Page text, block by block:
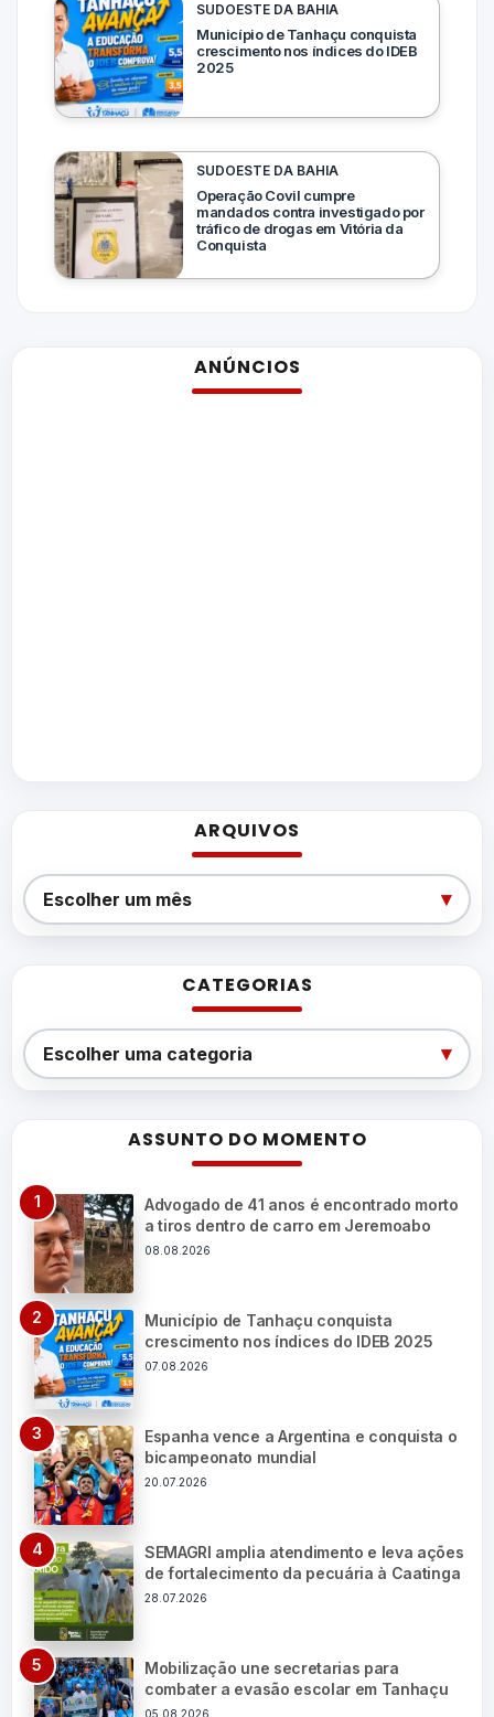
SUDOESTE DA BAHIA
Município de Tanhaçu conquista
crescimento nos índices do IDEB
2025
SUDOESTE DA BAHIA
Operação Covil cumpre
mandados contra investigado por
tráfico de drogas em Vitória da
Conquista
ANÚNCIOS
ARQUIVOS
Arquivos
Escolher um mês ▾
CATEGORIAS
Categorias
Escolher uma categoria ▾
ASSUNTO DO MOMENTO
Advogado de 41 anos é encontrado morto
a tiros dentro de carro em Jeremoabo
08.08.2026
Município de Tanhaçu conquista
crescimento nos índices do IDEB 2025
07.08.2026
Espanha vence a Argentina e conquista o
bicampeonato mundial
20.07.2026
SEMAGRI amplia atendimento e leva ações
de fortalecimento da pecuária à Caatinga
28.07.2026
Mobilização une secretarias para
combater a evasão escolar em Tanhaçu
05.08.2026